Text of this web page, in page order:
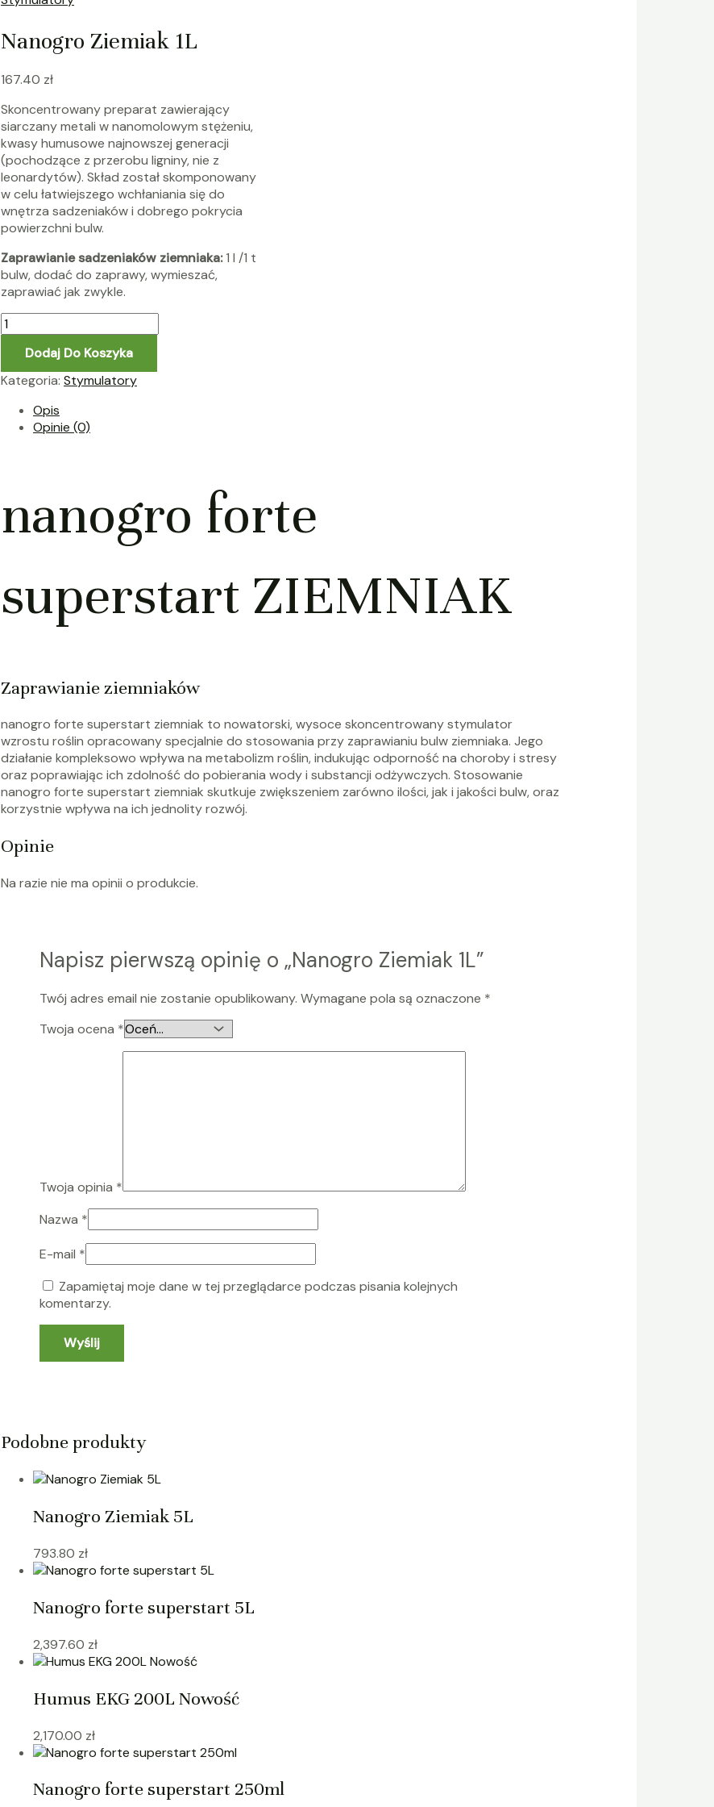
Nanogro Ziemiak 1L
167.40 zł
Skoncentrowany preparat zawierający
siarczany metali w nanomolowym stężeniu,
kwasy humusowe najnowszej generacji
(pochodzące z przerobu ligniny, nie z
leonardytów). Skład został skomponowany
w celu łatwiejszego wchłaniania się do
wnętrza sadzeniaków i dobrego pokrycia
powierzchni bulw.
Zaprawianie sadzeniaków ziemniaka:1 l /1 t
bulw, dodać do zaprawy, wymieszać,
zaprawiać jak zwykle.
Dodaj Do Koszyka
Kategoria: Stymulatory
Opis
Opinie (0)
nanogro forte
superstart ZIEMNIAK
Zaprawianie ziemniaków
nanogro forte superstart ziemniak to nowatorski, wysoce skoncentrowany stymulator
wzrostu roślin opracowany specjalnie do stosowania przy zaprawianiu bulw ziemniaka. Jego
działanie kompleksowo wpływa na metabolizm roślin, indukując odporność na choroby i stresy
oraz poprawiając ich zdolność do pobierania wody i substancji odżywczych. Stosowanie
nanogro forte superstart ziemniak skutkuje zwiększeniem zarówno ilości, jak i jakości bulw, oraz
korzystnie wpływa na ich jednolity rozwój.
Opinie
Na razie nie ma opinii o produkcie.
Napisz pierwszą opinię o „Nanogro Ziemiak 1L”
Twój adres email nie zostanie opublikowany. Wymagane pola są oznaczone *
Twoja ocena *
Twoja opinia *
Nazwa *
E-mail *
Zapamiętaj moje dane w tej przeglądarce podczas pisania kolejnych
komentarzy.
Podobne produkty
Nanogro Ziemiak 5L
793.80 zł
Nanogro forte superstart 5L
2,397.60 zł
Humus EKG 200L Nowość
2,170.00 zł
Nanogro forte superstart 250ml